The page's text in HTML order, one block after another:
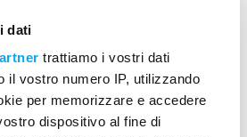
dati
trattiamo i vostri dati
il vostro numero IP, utilizzando
per memorizzare e accedere
dispositivo al fine di